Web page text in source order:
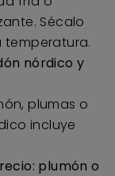
Sécalo
temperatura.
nórdico y
plumas o
incluye
plumón o